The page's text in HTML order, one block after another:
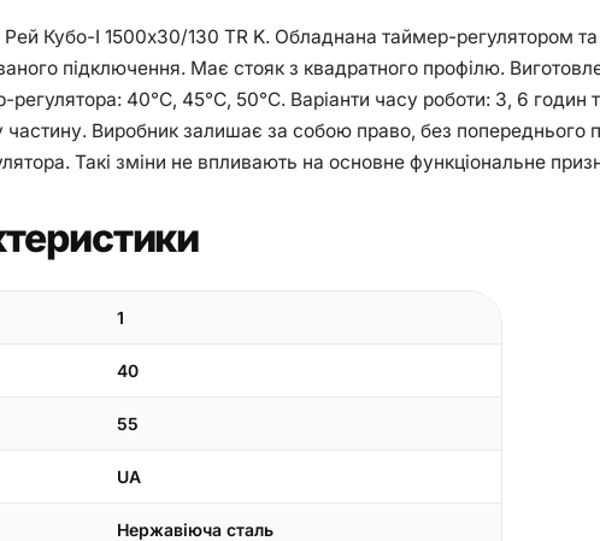
Кубо-І 1500х30/130 TR K. Обладнана таймер-регулятором
підключення. Має стояк з квадратного профілю.
40°С, 45°С, 50°С. Варіанти часу роботи: 3, 6 годин
частину. Виробник залишає за собою право, без попереднього
Такі зміни не впливають на основне функціональне
1
40
55
UA
Нержавіюча сталь